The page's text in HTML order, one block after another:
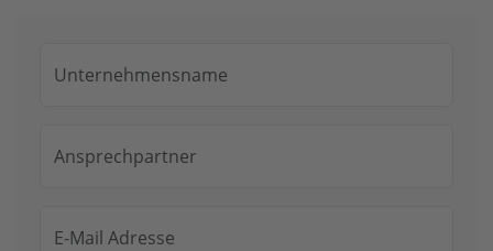
Unternehmensname
Ansprechpartner
E-Mail Adresse